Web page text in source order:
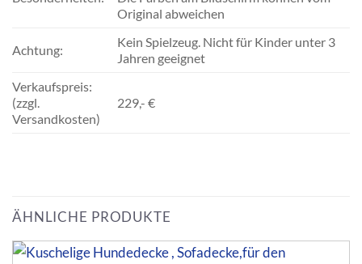
Original abweichen
Achtung:
Kein Spielzeug. Nicht für Kinder unter 3
Jahren geeignet
Verkaufspreis:
(zzgl.
Versandkosten)
229,- €
ÄHNLICHE PRODUKTE